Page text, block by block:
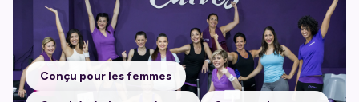
Conçu pour les femmes